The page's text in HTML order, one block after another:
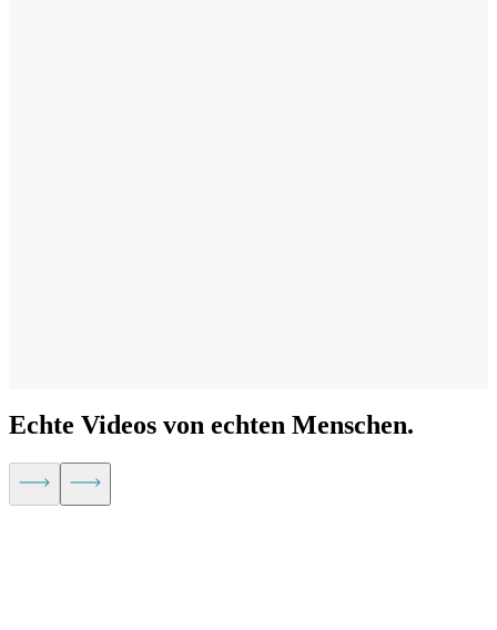
hervorgehoben werden sollen.
Echte Videos von echten Menschen.